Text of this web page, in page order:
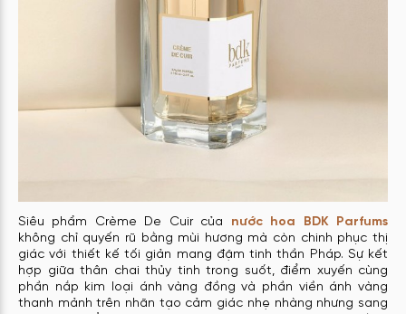
Siêu phẩm Crème De Cuir của nước hoa BDK Parfums
không chỉ quyến rũ bằng mùi hương mà còn chinh phục thị
giác với thiết kế tối giản mang đậm tinh thần Pháp. Sự kết
hợp giữa thân chai thủy tinh trong suốt, điểm xuyến cùng
phần nắp kim loại ánh vàng đồng và phần viền ánh vàng
thanh mảnh trên nhãn tạo cảm giác nhẹ nhàng nhưng sang